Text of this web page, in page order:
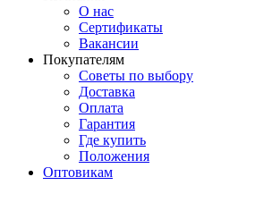
О нас
Сертификаты
Вакансии
Покупателям
Советы по выбору
Доставка
Оплата
Гарантия
Где купить
Положения
Оптовикам